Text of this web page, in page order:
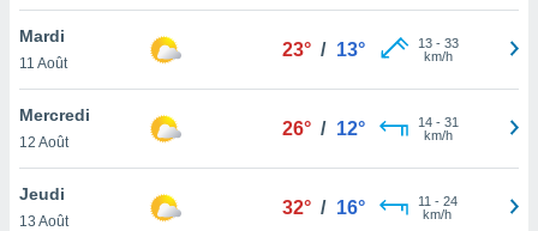
ainsi
un
la
du
en
Mardi
11 Août
23° / 13° 13- 33
km/h
Mercredi
12 Août
26° / 12° 14- 31
km/h
Jeudi
13 Août
32° / 16° 11 - 24
km/h